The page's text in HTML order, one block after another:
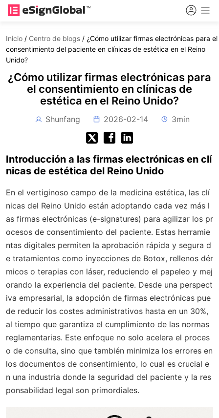
Inicio / Centro de blogs / ¿Cómo utilizar firmas electrónicas para el
consentimiento del paciente en clínicas de estética en el Reino
Unido?
¿Cómo utilizar firmas electrónicas para
el consentimiento en clínicas de
estética en el Reino Unido?
Shunfang 2026-02-14 3min
Introducción a las firmas electrónicas en clí
nicas de estética del Reino Unido
En el vertiginoso campo de la medicina estética, las clí
nicas del Reino Unido están adoptando cada vez más l
as firmas electrónicas (e-signatures) para agilizar los pr
ocesos de consentimiento del paciente. Estas herramie
ntas digitales permiten la aprobación rápida y segura d
e tratamientos como inyecciones de Botox, rellenos dér
micos o terapias con láser, reduciendo el papeleo y mej
orando la experiencia del paciente. Desde una perspect
iva empresarial, la adopción de firmas electrónicas pue
de reducir los costes administrativos hasta en un 30%,
al tiempo que garantiza el cumplimiento de las normas
reglamentarias. Este enfoque no solo acelera el proces
o de consulta, sino que también minimiza los errores en
los documentos de consentimiento, lo cual es crucial e
n una industria donde la seguridad del paciente y la res
ponsabilidad legal son primordiales.